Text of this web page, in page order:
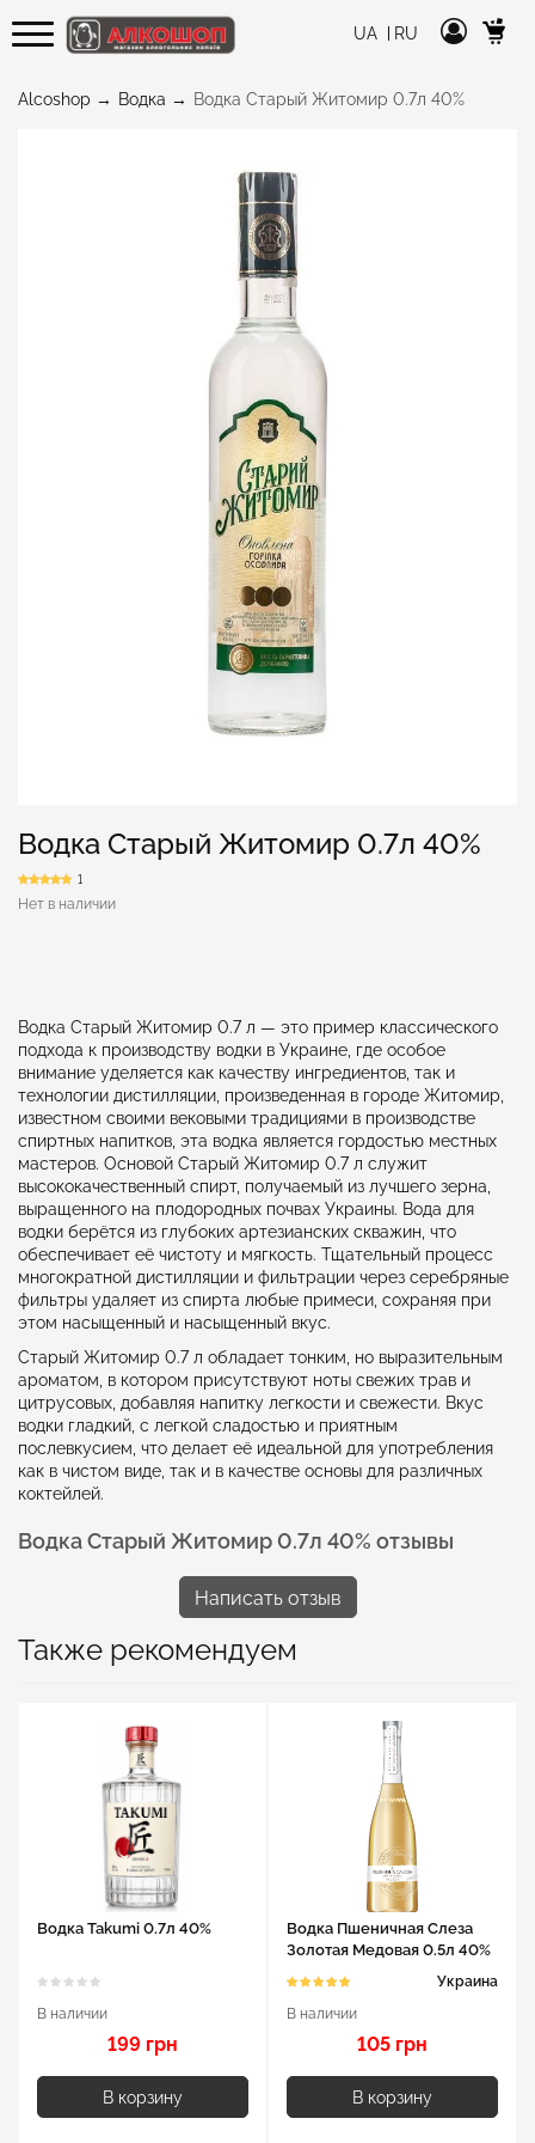
UA RU
Alcoshop Водка Водка Старый Житомир 0.7л 40%
Водка Старый Житомир 0.7л 40%
1
Нет в наличии
Водка Старый Житомир 0.7 л — это пример классического
подхода к производству водки в Украине, где особое
внимание уделяется как качеству ингредиентов, так и
технологии дистилляции, произведенная в городе Житомир,
известном своими вековыми традициями в производстве
спиртных напитков, эта водка является гордостью местных
мастеров. Основой Старый Житомир 0.7 л служит
высококачественный спирт, получаемый из лучшего зерна,
выращенного на плодородных почвах Украины. Вода для
водки берётся из глубоких артезианских скважин, что
обеспечивает её чистоту и мягкость. Тщательный процесс
многократной дистилляции и фильтрации через серебряные
фильтры удаляет из спирта любые примеси, сохраняя при
этом насыщенный и насыщенный вкус.
Старый Житомир 0.7 л обладает тонким, но выразительным
ароматом, в котором присутствуют ноты свежих трав и
цитрусовых, добавляя напитку легкости и свежести. Вкус
водки гладкий, с легкой сладостью и приятным
послевкусием, что делает её идеальной для употребления
как в чистом виде, так и в качестве основы для различных
коктейлей.
Водка Старый Житомир 0.7л 40% отзывы
Написать отзыв
Также рекомендуем
Водка Takumi 0.7л 40%
В наличии
199 грн
В корзину
Водка Пшеничная Слеза
Золотая Медовая 0.5л 40%
Украина
В наличии
105 грн
В корзину